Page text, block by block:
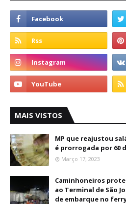
MAIS VISTOS
MP que reajustou
é prorrogada por 60
Março 17, 2023
Caminhoneiros
ao Terminal de São
de embarque no